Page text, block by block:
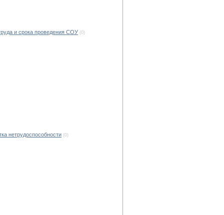
и срока проведения СОУ (0)
нетрудоспособности (0)